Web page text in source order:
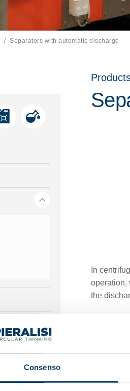
Consenso
Current page:
Separators with automatic discharge
Toggle menu
In
operation,
the